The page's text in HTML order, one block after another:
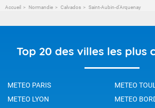
Accueil Normandie Calvados Saint-Aubin-d'Arquenay
Top 20 des villes les plus
METEO PARIS
METEO
METEO LYON
METEO